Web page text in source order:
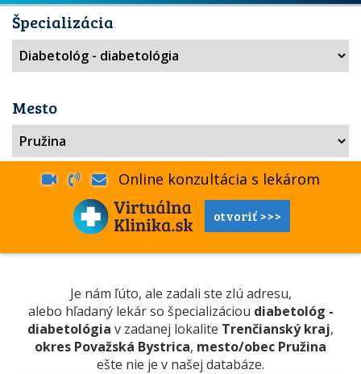
Špecializácia
Mesto
Online konzultácia s lekárom
otvoriť >>>
Je nám ľúto, ale zadali ste zlú adresu,
alebo hľadaný lekár so špecializáciou diabetológ -
diabetológia v zadanej lokalite Trenčianský kraj,
okres Považská Bystrica, mesto/obec Pružina
ešte nie je v našej databáze.